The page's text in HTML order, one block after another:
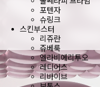
포텐자
슈링크
스킨부스터
리쥬란
쥬베룩
엘라비에리투오
레디어스
리바이브